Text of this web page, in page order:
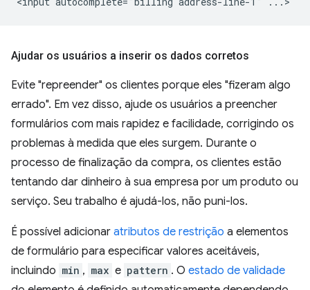
Ajudar os usuários a inserir os dados corretos
Evite "repreender" os clientes porque eles "fizeram algo
errado". Em vez disso, ajude os usuários a preencher
formulários com mais rapidez e facilidade, corrigindo os
problemas à medida que eles surgem. Durante o
processo de finalização da compra, os clientes estão
tentando dar dinheiro à sua empresa por um produto ou
serviço. Seu trabalho é ajudá-los, não puni-los.
É possível adicionar atributos de restrição a elementos
de formulário para especificar valores aceitáveis,
incluindo min , max e pattern . O estado de validade